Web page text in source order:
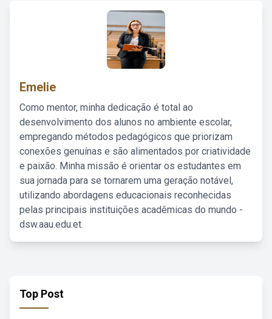
Emelie
Como mentor, minha dedicação é total ao
desenvolvimento dos alunos no ambiente escolar,
empregando métodos pedagógicos que priorizam
conexões genuínas e são alimentados por criatividade
e paixão. Minha missão é orientar os estudantes em
sua jornada para se tornarem uma geração notável,
utilizando abordagens educacionais reconhecidas
pelas principais instituições acadêmicas do mundo -
dsw.aau.edu.et.
Top Post